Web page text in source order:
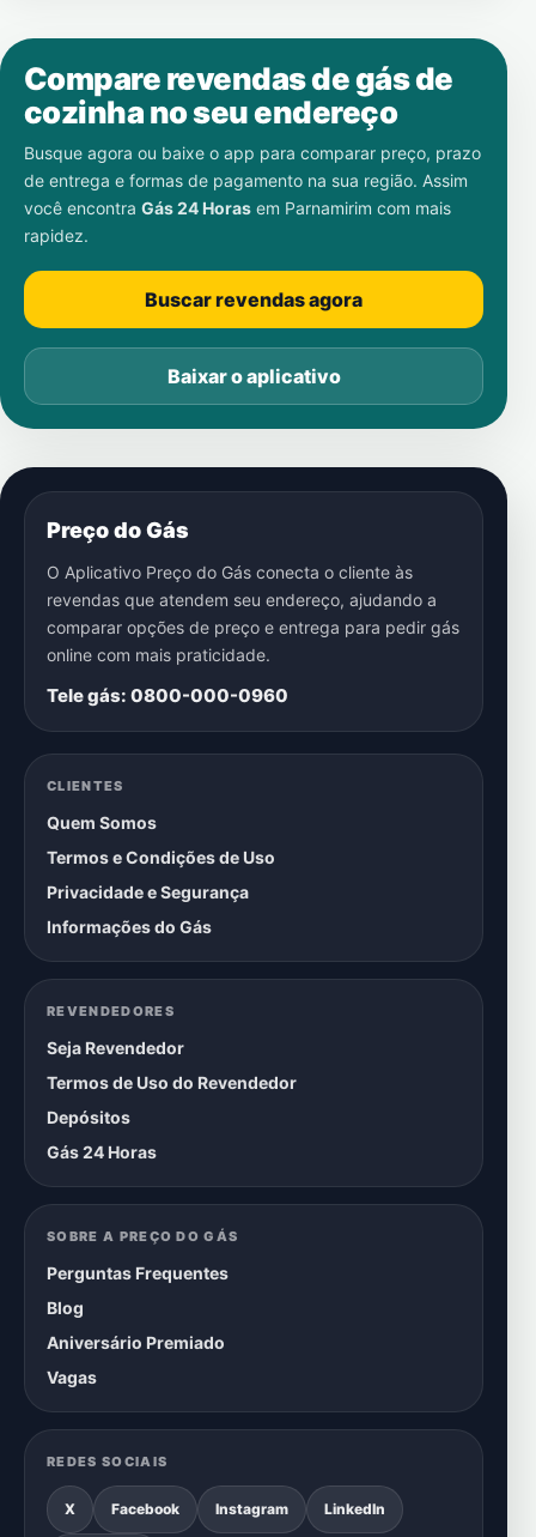
Compare revendas de gás de
cozinha no seu endereço
Busque agora ou baixe o app para comparar preço, prazo
de entrega e formas de pagamento na sua região. Assim
você encontra Gás 24 Horas em Parnamirim com mais
rapidez.
Buscar revendas agora
Baixar o aplicativo
Preço do Gás
O Aplicativo Preço do Gás conecta o cliente às
revendas que atendem seu endereço, ajudando a
comparar opções de preço e entrega para pedir gás
online com mais praticidade.
Tele gás: 0800-000-0960
CLIENTES
Quem Somos
Termos e Condições de Uso
Privacidade e Segurança
Informações do Gás
REVENDEDORES
Seja Revendedor
Termos de Uso do Revendedor
Depósitos
Gás 24 Horas
SOBRE A PREÇO DO GÁS
Perguntas Frequentes
Blog
Aniversário Premiado
Vagas
REDES SOCIAIS
X Facebook Instagram LinkedIn